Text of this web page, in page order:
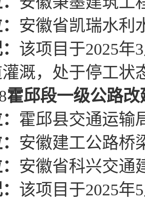
安徽省凯瑞水利
： 该项目于2025年3
溉，处于停工状
霍邱段一级公路
霍邱县交通运输
安徽建工公路桥
安徽省科兴交通
： 该项目于2025年5